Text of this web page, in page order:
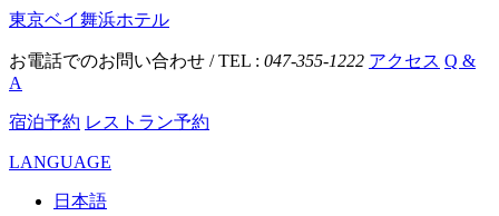
東京ベイ舞浜ホテル
お電話でのお問い合わせ / TEL : 047-355-1222 アクセス Q &
A
宿泊予約 レストラン予約
LANGUAGE
日本語